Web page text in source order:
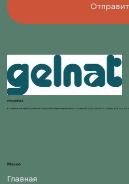
info@gelnat.it
Компания Gelnat родилась из страсти ее владельцев к приготовлению мороженого, в мире, в котором
Меню
Главная